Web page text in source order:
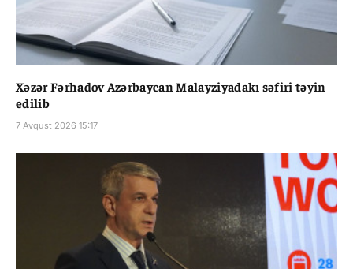
Xəzər Fərhadov Azərbaycan Malayziyadakı səfiri təyin
edilib
7 Avqust 2026 15:17